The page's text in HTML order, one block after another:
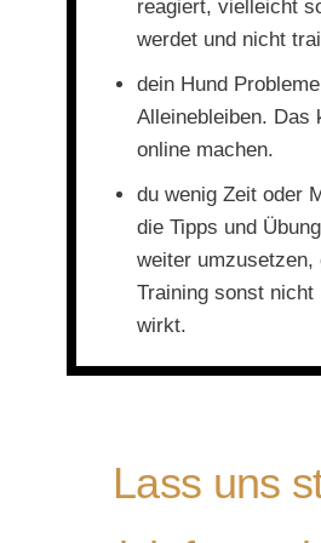
reagiert, vielleicht
werdet und nicht
dein Hund
Alleinebleiben. Das
online machen.
du wenig Zeit oder
die Tipps und
weiter umzusetzen,
Training sonst nicht
wirkt.
Lass uns